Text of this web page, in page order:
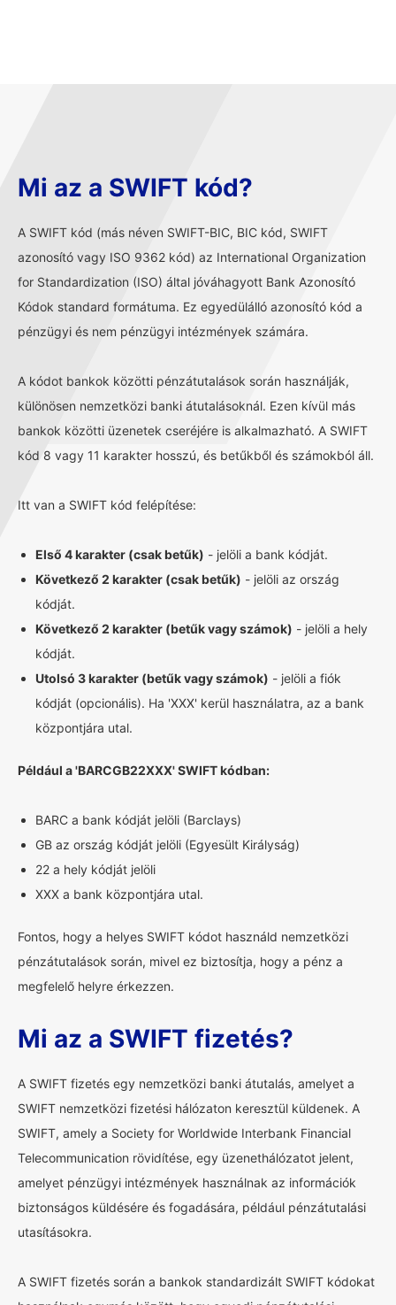
Mi az a SWIFT kód?
A SWIFT kód (más néven SWIFT-BIC, BIC kód, SWIFT
azonosító vagy ISO 9362 kód) az International Organization
for Standardization (ISO) által jóváhagyott Bank Azonosító
Kódok standard formátuma. Ez egyedülálló azonosító kód a
pénzügyi és nem pénzügyi intézmények számára.
A kódot bankok közötti pénzátutalások során használják,
különösen nemzetközi banki átutalásoknál. Ezen kívül más
bankok közötti üzenetek cseréjére is alkalmazható. A SWIFT
kód 8 vagy 11 karakter hosszú, és betűkből és számokból áll.
Itt van a SWIFT kód felépítése:
Első 4 karakter (csak betűk) - jelöli a bank kódját.
Következő 2 karakter (csak betűk) - jelöli az ország
kódját.
Következő 2 karakter (betűk vagy számok) - jelöli a hely
kódját.
Utolsó 3 karakter (betűk vagy számok) - jelöli a fiók
kódját (opcionális). Ha 'XXX' kerül használatra, az a bank
központjára utal.
Például a 'BARCGB22XXX' SWIFT kódban:
BARC a bank kódját jelöli (Barclays)
GB az ország kódját jelöli (Egyesült Királyság)
22 a hely kódját jelöli
XXX a bank központjára utal.
Fontos, hogy a helyes SWIFT kódot használd nemzetközi
pénzátutalások során, mivel ez biztosítja, hogy a pénz a
megfelelő helyre érkezzen.
Mi az a SWIFT fizetés?
A SWIFT fizetés egy nemzetközi banki átutalás, amelyet a
SWIFT nemzetközi fizetési hálózaton keresztül küldenek. A
SWIFT, amely a Society for Worldwide Interbank Financial
Telecommunication rövidítése, egy üzenethálózatot jelent,
amelyet pénzügyi intézmények használnak az információk
biztonságos küldésére és fogadására, például pénzátutalási
utasításokra.
A SWIFT fizetés során a bankok standardizált SWIFT kódokat